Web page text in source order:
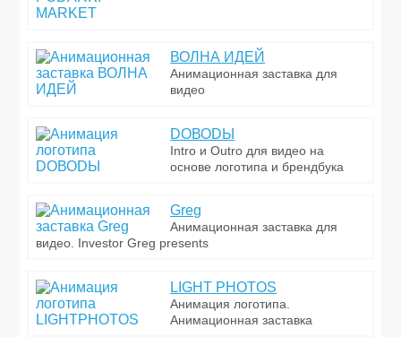
ВОЛНА ИДЕЙ
Анимационная заставка для
видео
DOВОDЫ
Intro и Outro для видео на
основе логотипа и брендбука
Greg
Анимационная заставка для
видео. Investor Greg presents
LIGHT PHOTOS
Анимация логотипа.
Анимационная заставка